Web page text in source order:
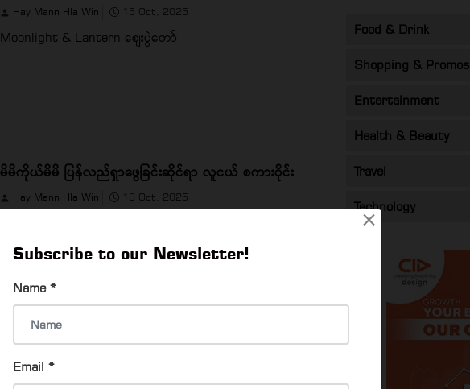
×
Subscribe to our Newsletter!
Name *
Email *
Hay Mann Hla Win 15 Oct, 2025
Moonlight & Lantern စျေးပွဲတော်
မိမိကိုယ်မိမိ ပြန်လည်ရှာဖွေခြင်းဆိုင်ရာ လူငယ် စကားဝိုင်း
Hay Mann Hla Win 13 Oct, 2025
Hay Mann Hla Win 11 Oct, 2025
Food & Drink
Shopping & Promos
Entertainment
Health & Beauty
Travel
Technology